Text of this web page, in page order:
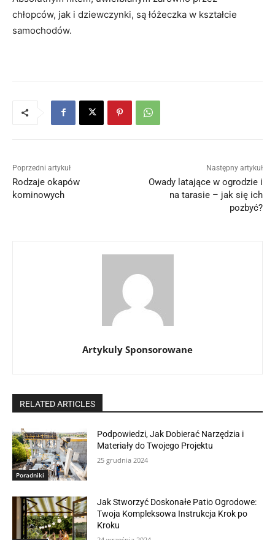
chłopców, jak i dziewczynki, są łóżeczka w kształcie
samochodów.
Poprzedni artykuł
Rodzaje okapów
kominowych
Następny artykuł
Owady latające w ogrodzie i
na tarasie – jak się ich
pozbyć?
Artykuly Sponsorowane
RELATED ARTICLES
Poradniki
Podpowiedzi, Jak Dobierać Narzędzia i
Materiały do Twojego Projektu
25 grudnia 2024
Jak Stworzyć Doskonałe Patio Ogrodowe:
Twoja Kompleksowa Instrukcja Krok po
Kroku